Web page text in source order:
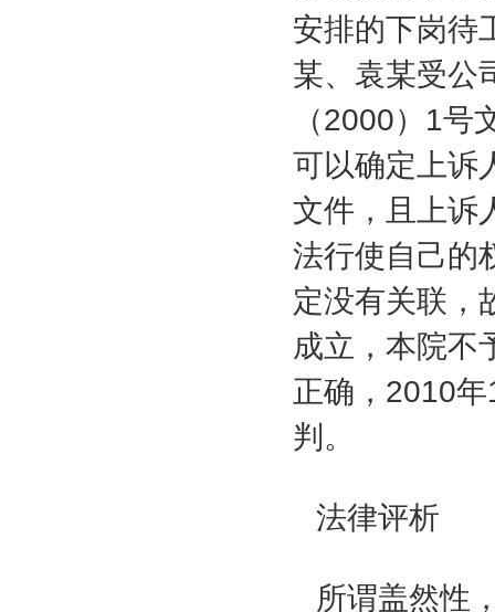
安排的下岗待
某、袁某受公
（2000） 1号
可以确定上诉
文件，且上诉
法行使自己的
定没有关联，
成立，本院不
正确， 2010年
判。
法律评析
所谓盖然性